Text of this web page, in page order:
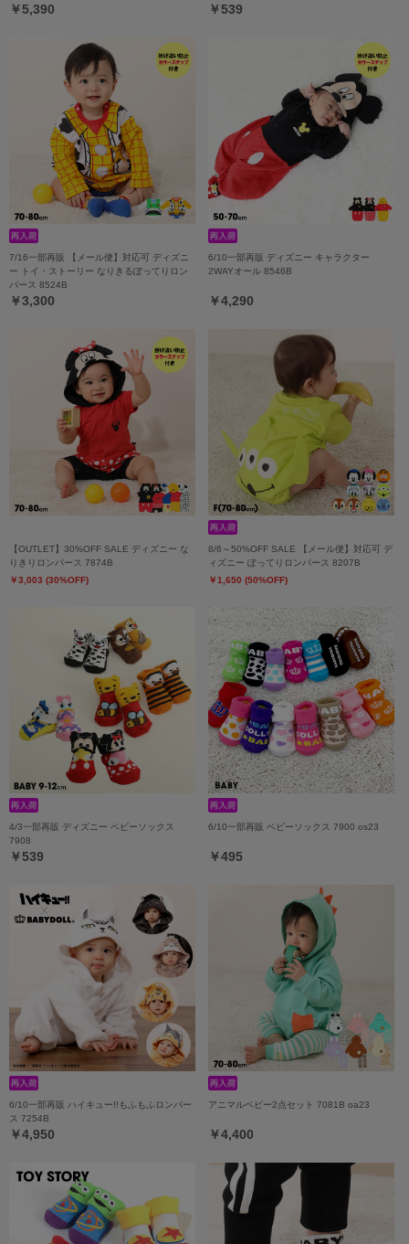
￥5,390 ￥539
7/16一部再販 【メール便】対応可 ディズニ
ー トイ・ストーリー なりきるぽってりロン
パース 8524B
￥3,300
6/10一部再販 ディズニー キャラクター
2WAYオール 8546B
￥4,290
【OUTLET】30%OFF SALE ディズニー な
りきりロンパース 7874B
￥3,003 (30%OFF)
8/6～50%OFF SALE 【メール便】対応可 デ
ィズニー ぽってりロンパース 8207B
￥1,650 (50%OFF)
4/3一部再販 ディズニー ベビーソックス
7908
￥539
6/10一部再販 ベビーソックス 7900 os23
￥495
6/10一部再販 ハイキュー!!もふもふロンパー
ス 7254B
￥4,950
アニマルベビー2点セット 7081B oa23
￥4,400